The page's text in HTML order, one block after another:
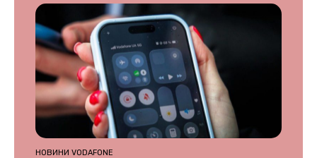
НОВИНИ VODAFONE